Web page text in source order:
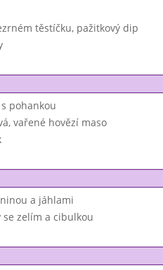
těstíčku, pažitkový dip
pohankou
vařené hovězí maso
a jáhlami
se zelím a cibulkou